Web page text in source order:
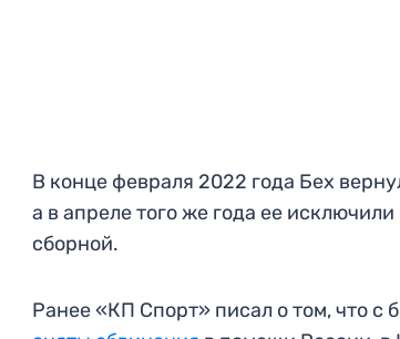
В конце февраля 2022 года Бех
а в апреле того же года ее
сборной.
Ранее «КП Спорт» писал о том, что с